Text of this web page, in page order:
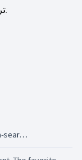
ترجمه شود و 100٪ دقیق نباشد.
https://s3.wasabisys.com/gsaservps/vps-gsa-search-engine-ranker.html